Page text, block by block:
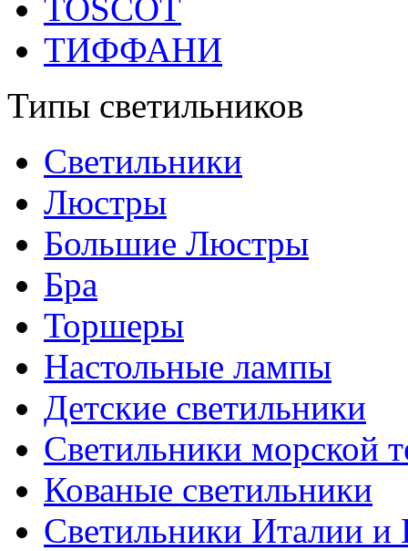
TOSCOT
ТИФФАНИ
Типы светильников
Светильники
Люстры
Большие Люстры
Бра
Торшеры
Настольные лампы
Детские светильники
Светильники морской
Кованые светильники
Светильники Италии и